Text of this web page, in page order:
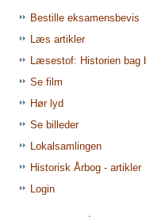
Bestille eksamensbevis
Læs artikler
Læsestof: Historien bag
Se film
Hør lyd
Se billeder
Lokalsamlingen
Historisk Årbog - artikler
Login